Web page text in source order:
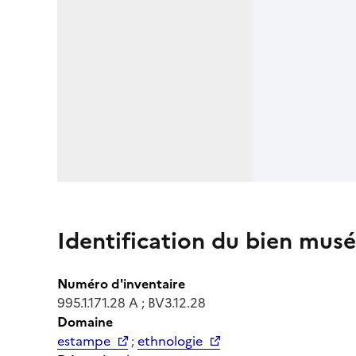
Identification du bien
Numéro d'inventaire
995.1.171.28 A ; BV3.12.28
Domaine
estampe
;ethnologie